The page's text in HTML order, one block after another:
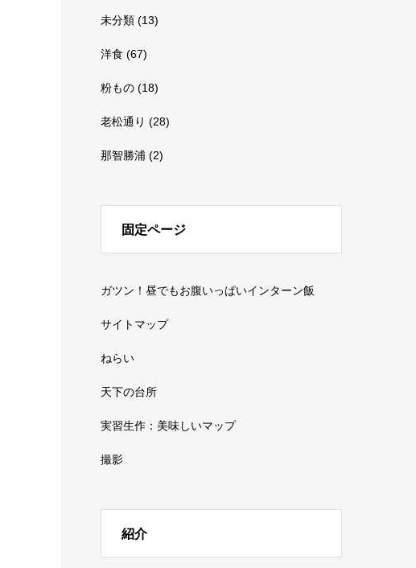
未分類 (13)
洋食 (67)
粉もの (18)
老松通り (28)
那智勝浦 (2)
固定ページ
ガツン！昼でもお腹いっぱいインターン飯
サイトマップ
ねらい
天下の台所
実習生作：美味しいマップ
撮影
紹介